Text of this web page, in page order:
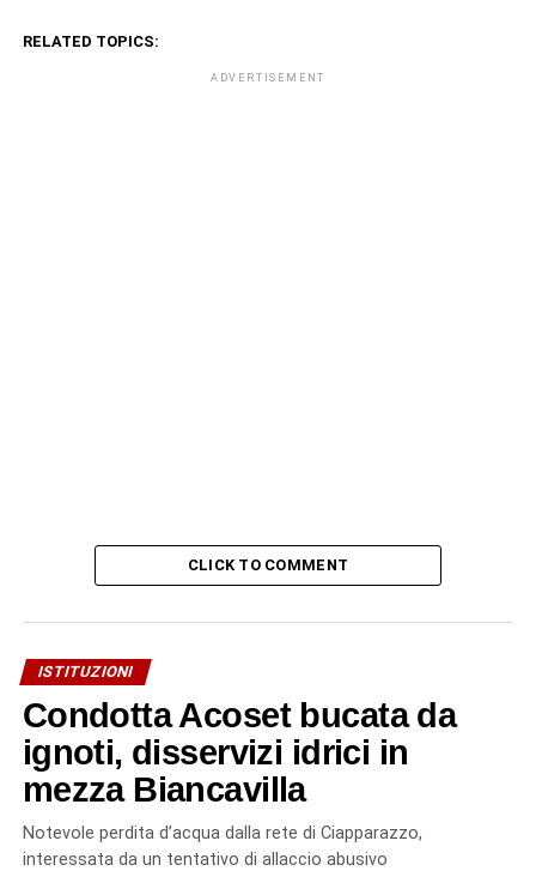
RELATED TOPICS:
ADVERTISEMENT
CLICK TO COMMENT
ISTITUZIONI
Condotta Acoset bucata da
ignoti, disservizi idrici in
mezza Biancavilla
Notevole perdita d’acqua dalla rete di Ciapparazzo,
interessata da un tentativo di allaccio abusivo